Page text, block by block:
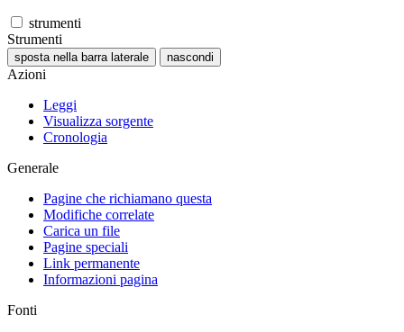
strumenti
Strumenti
sposta nella barra laterale nascondi
Azioni
Leggi
Visualizza sorgente
Cronologia
Generale
Pagine che richiamano questa
Modifiche correlate
Carica un file
Pagine speciali
Link permanente
Informazioni pagina
Fonti